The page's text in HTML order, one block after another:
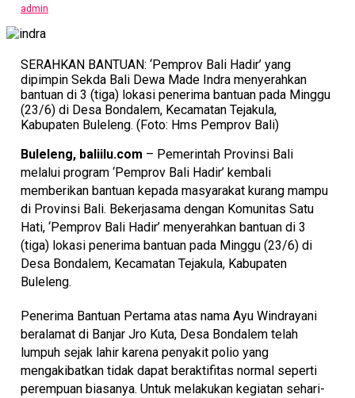
admin
SERAHKAN BANTUAN: ‘Pemprov Bali Hadir’ yang
dipimpin Sekda Bali Dewa Made Indra menyerahkan
bantuan di 3 (tiga) lokasi penerima bantuan pada Minggu
(23/6) di Desa Bondalem, Kecamatan Tejakula,
Kabupaten Buleleng. (Foto: Hms Pemprov Bali)
Buleleng, baliilu.com – Pemerintah Provinsi Bali
melalui program ‘Pemprov Bali Hadir’ kembali
memberikan bantuan kepada masyarakat kurang mampu
di Provinsi Bali. Bekerjasama dengan Komunitas Satu
Hati, ‘Pemprov Bali Hadir’ menyerahkan bantuan di 3
(tiga) lokasi penerima bantuan pada Minggu (23/6) di
Desa Bondalem, Kecamatan Tejakula, Kabupaten
Buleleng.
Penerima Bantuan Pertama atas nama Ayu Windrayani
beralamat di Banjar Jro Kuta, Desa Bondalem telah
lumpuh sejak lahir karena penyakit polio yang
mengakibatkan tidak dapat beraktifitas normal seperti
perempuan biasanya. Untuk melakukan kegiatan sehari-